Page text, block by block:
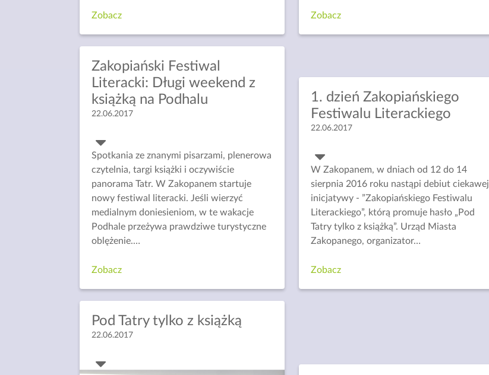
Zobacz Zobacz
Zakopiański Festiwal
Literacki: Długi weekend z
książką na Podhalu
22.06.2017
Spotkania ze znanymi pisarzami, plenerowa
czytelnia, targi książki i oczywiście
panorama Tatr. W Zakopanem startuje
nowy festiwal literacki. Jeśli wierzyć
medialnym doniesieniom, w te wakacje
Podhale przeżywa prawdziwe turystyczne
oblężenie.…
Zobacz
1. dzień Zakopiańskiego
Festiwalu Literackiego
22.06.2017
W Zakopanem, w dniach od 12 do 14
sierpnia 2016 roku nastąpi debiut ciekawej
inicjatywy - ”Zakopiańskiego Festiwalu
Literackiego”, którą promuje hasło „Pod
Tatry tylko z książką”. Urząd Miasta
Zakopanego, organizator…
Zobacz
Pod Tatry tylko z książką
22.06.2017